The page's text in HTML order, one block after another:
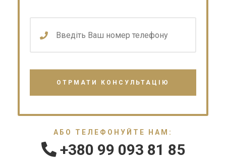
АБО ТЕЛЕФОНУЙТЕ НАМ:
+380 99 093 81 85